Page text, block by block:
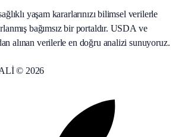
yaşam kararlarınızı bilimsel verilerle
bağımsız bir portaldır. USDA ve
alınan verilerle en doğru analizi sunuyoruz.
© 2026